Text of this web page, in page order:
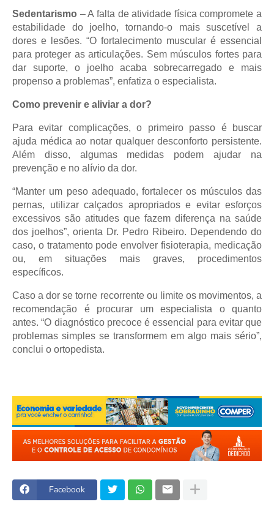
Sedentarismo – A falta de atividade física compromete a
estabilidade do joelho, tornando-o mais suscetível a
dores e lesões. “O fortalecimento muscular é essencial
para proteger as articulações. Sem músculos fortes para
dar suporte, o joelho acaba sobrecarregado e mais
propenso a problemas”, enfatiza o especialista.
Como prevenir e aliviar a dor?
Para evitar complicações, o primeiro passo é buscar
ajuda médica ao notar qualquer desconforto persistente.
Além disso, algumas medidas podem ajudar na
prevenção e no alívio da dor.
“Manter um peso adequado, fortalecer os músculos das
pernas, utilizar calçados apropriados e evitar esforços
excessivos são atitudes que fazem diferença na saúde
dos joelhos”, orienta Dr. Pedro Ribeiro. Dependendo do
caso, o tratamento pode envolver fisioterapia, medicação
ou, em situações mais graves, procedimentos
específicos.
Caso a dor se torne recorrente ou limite os movimentos, a
recomendação é procurar um especialista o quanto
antes. “O diagnóstico precoce é essencial para evitar que
problemas simples se transformem em algo mais sério”,
conclui o ortopedista.
Facebook